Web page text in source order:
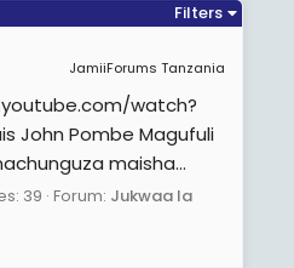
Filters
JamiiForums Tanzania
watch?
Pombe Magufuli
maisha...
39 Forum: Jukwaa la